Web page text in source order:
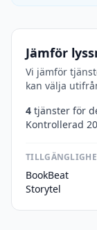
Jämför
Vi jämför
kan välja
4 tjänster för
Kontrollerad
BookBeat
Storytel